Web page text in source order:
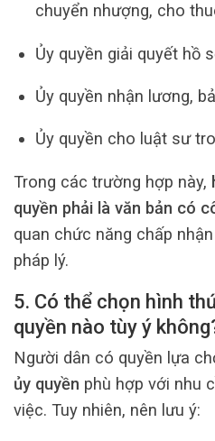
chuyển nhượng, cho
Ủy quyền giải quyết hồ
Ủy quyền nhận lương,
Ủy quyền cho luật sư
Trong các trường hợp này,
quyền phải là văn bản có
quan chức năng chấp
pháp lý.
5. Có thể chọn hình
quyền nào tùy ý
Người dân có quyền lựa
ủy quyền phù hợp với nhu
việc. Tuy nhiên, nên lưu ý: